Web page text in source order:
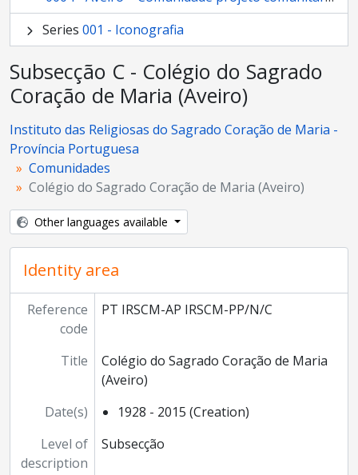
Series 001 - Iconografia
Subsecção C - Colégio do Sagrado
Coração de Maria (Aveiro)
Instituto das Religiosas do Sagrado Coração de Maria -
Província Portuguesa
Comunidades
Colégio do Sagrado Coração de Maria (Aveiro)
Other languages available
Identity area
Reference
code
PT IRSCM-AP IRSCM-PP/N/C
Title
Colégio do Sagrado Coração de Maria
(Aveiro)
Date(s)
1928 - 2015 (Creation)
Level of
description
Subsecção